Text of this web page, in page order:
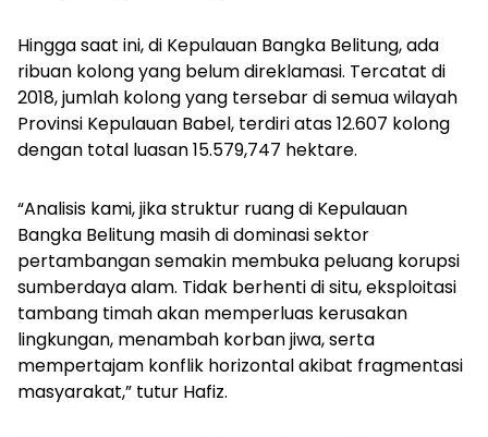
Hingga saat ini, di Kepulauan Bangka Belitung, ada
ribuan kolong yang belum direklamasi. Tercatat di
2018, jumlah kolong yang tersebar di semua wilayah
Provinsi Kepulauan Babel, terdiri atas 12.607 kolong
dengan total luasan 15.579,747 hektare.
“Analisis kami, jika struktur ruang di Kepulauan
Bangka Belitung masih di dominasi sektor
pertambangan semakin membuka peluang korupsi
sumberdaya alam. Tidak berhenti di situ, eksploitasi
tambang timah akan memperluas kerusakan
lingkungan, menambah korban jiwa, serta
mempertajam konflik horizontal akibat fragmentasi
masyarakat,” tutur Hafiz.